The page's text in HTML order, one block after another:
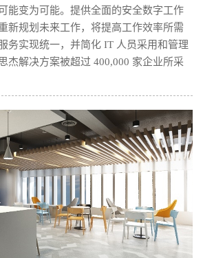
能变为可能。提供全面的安全数字工作
新规划未来工作，将提高工作效率所需
务实现统一，并简化 IT 人员采用和管理
杰解决方案被超过 400,000 家企业所采